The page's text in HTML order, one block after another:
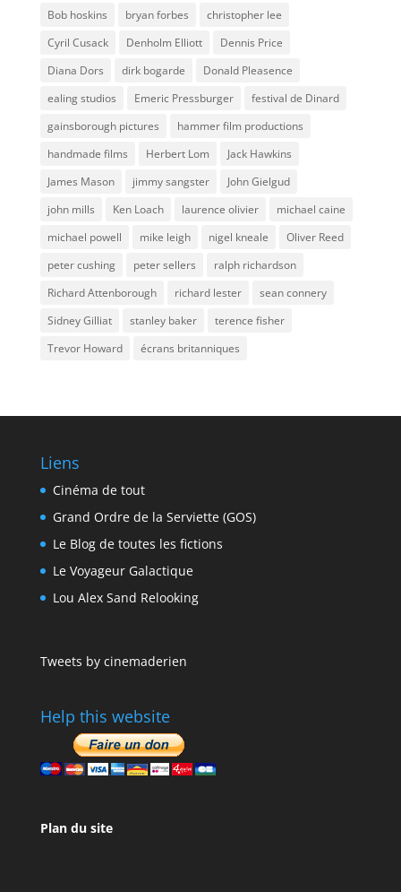
Bob hoskins
bryan forbes
christopher lee
Cyril Cusack
Denholm Elliott
Dennis Price
Diana Dors
dirk bogarde
Donald Pleasence
ealing studios
Emeric Pressburger
festival de Dinard
gainsborough pictures
hammer film productions
handmade films
Herbert Lom
Jack Hawkins
James Mason
jimmy sangster
John Gielgud
john mills
Ken Loach laurence olivier
michael caine
michael powell
mike leigh nigel kneale
Oliver Reed
peter cushing
peter sellers
ralph richardson
Richard Attenborough
richard lester
sean connery
Sidney Gilliat
stanley baker
terence fisher
Trevor Howard
écrans britanniques
Liens
Cinéma de tout
Grand Ordre de la Serviette (GOS)
Le Blog de toutes les fictions
Le Voyageur Galactique
Lou Alex Sand Relooking
Tweets by cinemaderien
Help this website
Plan du site